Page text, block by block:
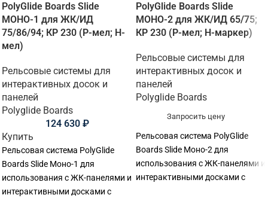
PolyGlide Boards Slide
МОНО-1 для ЖК/ИД
75/86/94; КР 230 (Р-мел; Н-
мел)
Рельсовые системы для
интерактивных досок и
панелей
Polyglide Boards
124 630 ₽
Купить
Рельсовая система PolyGlide
Boards Slide Моно-1 для
использования с ЖК-панелями и
интерактивными досками с
PolyGlide Boards Slide
МОНО-2 для ЖК/ИД 65/75;
КР 230 (Р-мел; Н-маркер)
Рельсовые системы для
интерактивных досок и
панелей
Polyglide Boards
Запросить цену
Рельсовая система PolyGlide
Boards Slide Моно-2 для
использования с ЖК-панелями и
интерактивными досками с